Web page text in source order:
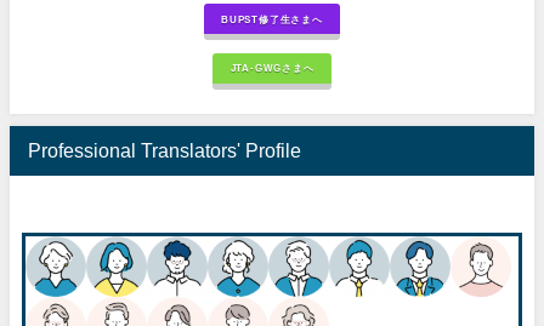
BUPST修了生さまへ
JTA-GWGさまへ
Professional Translators' Profile